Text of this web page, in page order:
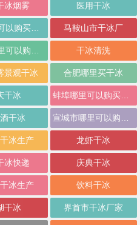
冰烟雾 医用干冰
南京哪里可以购买干冰 马鞍山市干冰厂
六安市哪里可以购买干冰厂 干冰清洗
景观干冰 合肥哪里买干冰
干冰 蚌埠哪里可以购买干冰
干冰 宣城市哪里可以购买干冰
冰生产 龙虾干冰
冰快递 庆典干冰
冰生产 饮料干冰
干冰 界首市干冰厂家